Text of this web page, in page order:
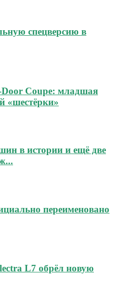
спецверсию в
Door Coupe: младшая
«шестёрки»
в истории и ещё две
переименовано
L7 обрёл новую